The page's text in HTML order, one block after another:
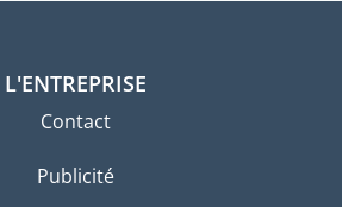
L'ENTREPRISE
Contact
Publicité